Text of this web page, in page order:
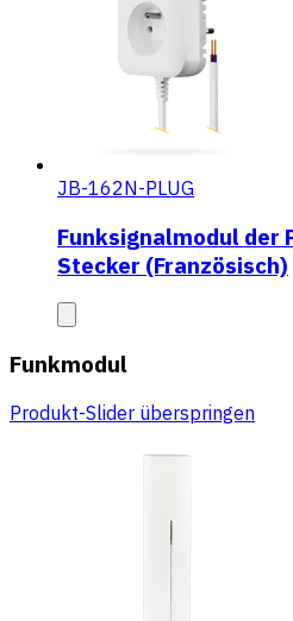
JB-162N-PLUG
Funksignalmodul der
Stecker (Französisch)
Funkmodul
Produkt-Slider überspringen